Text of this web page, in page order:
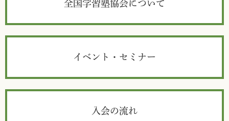
全国学習塾協会について
イベント・セミナー
入会の流れ